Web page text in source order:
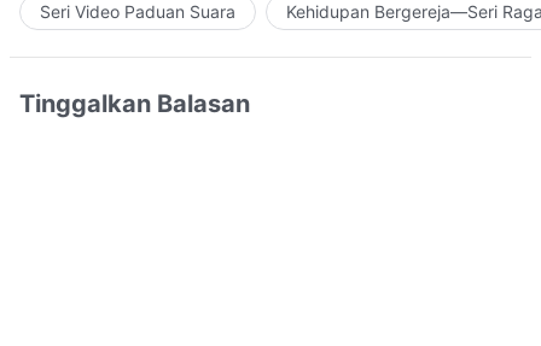
Seri Video Paduan Suara Kehidupan Bergereja—Seri
Tinggalkan Balasan